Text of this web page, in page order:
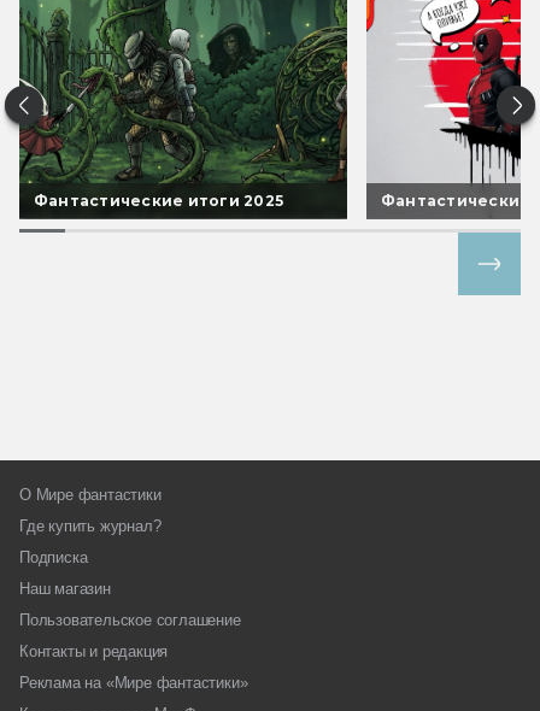
Фантастические итоги 2025 Фантастические
О Мире фантастики
Где купить журнал?
Подписка
Наш магазин
Пользовательское соглашение
Контакты и редакция
Реклама на «Мире фантастики»